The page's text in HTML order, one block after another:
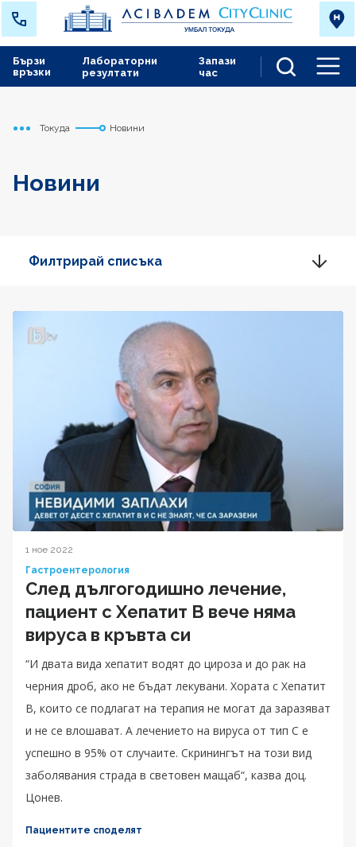
Лабораторни
резултати
Запази
час
Бързи
връзки
Начало
Токуда Новини
Новини
Филтрирай списъка
1 ное 2022
Гастроентерология
След дългогодишно лечение,
пациент с Хепатит B вече няма
вируса в кръвта си
“И двата вида хепатит водят до цироза и до рак на
черния дроб, ако не бъдат лекувани. Хората с Хепатит
B, които се подлагат на терапия не могат да заразяват
и не се влошават. А лечението на вируса от тип C е
успешно в 95% от случаите. Скринингът на този вид
заболявания страда в световен мащаб“, казва доц.
Цонев.
Пациентите споделят